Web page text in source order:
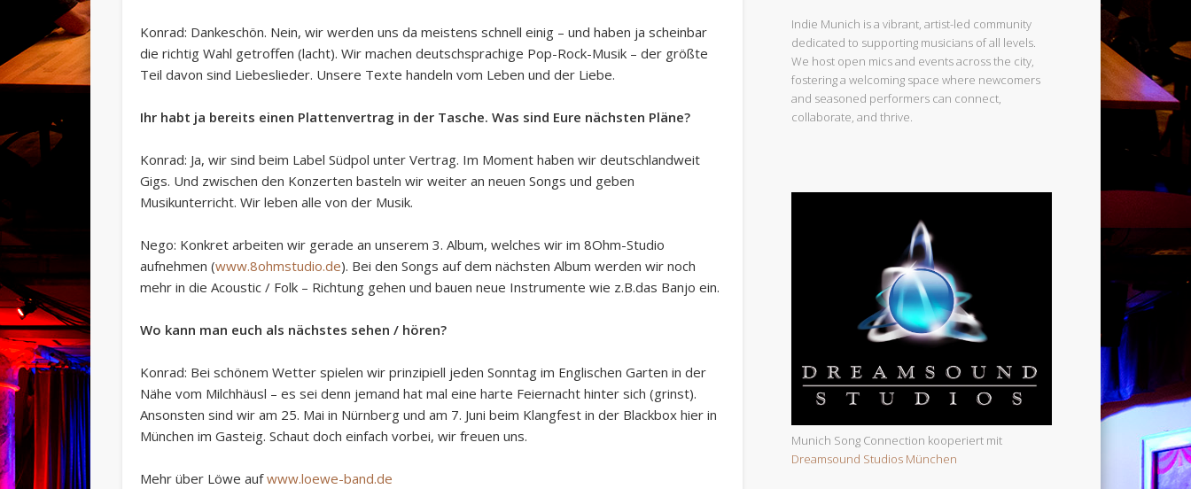
Konrad: Dankeschön. Nein, wir werden uns da meistens schnell einig – und haben ja scheinbar
die richtig Wahl getroffen (lacht). Wir machen deutschsprachige Pop-Rock-Musik – der größte
Teil davon sind Liebeslieder. Unsere Texte handeln vom Leben und der Liebe.
Ihr habt ja bereits einen Plattenvertrag in der Tasche. Was sind Eure nächsten Pläne?
Konrad: Ja, wir sind beim Label Südpol unter Vertrag. Im Moment haben wir deutschlandweit
Gigs. Und zwischen den Konzerten basteln wir weiter an neuen Songs und geben
Musikunterricht. Wir leben alle von der Musik.
Nego: Konkret arbeiten wir gerade an unserem 3. Album, welches wir im 8Ohm-Studio
aufnehmen (www.8ohmstudio.de). Bei den Songs auf dem nächsten Album werden wir noch
mehr in die Acoustic / Folk – Richtung gehen und bauen neue Instrumente wie z.B.das Banjo ein.
Wo kann man euch als nächstes sehen / hören?
Konrad: Bei schönem Wetter spielen wir prinzipiell jeden Sonntag im Englischen Garten in der
Nähe vom Milchhäusl – es sei denn jemand hat mal eine harte Feiernacht hinter sich (grinst).
Ansonsten sind wir am 25. Mai in Nürnberg und am 7. Juni beim Klangfest in der Blackbox hier in
München im Gasteig. Schaut doch einfach vorbei, wir freuen uns.
Mehr über Löwe aufwww.loewe-band.de
Indie Munich is a vibrant, artist-led community
dedicated to supporting musicians of all levels.
We host open mics and events across the city,
fostering a welcoming space where newcomers
and seasoned performers can connect,
collaborate, and thrive.
Munich Song Connection kooperiert mit
Dreamsound Studios München